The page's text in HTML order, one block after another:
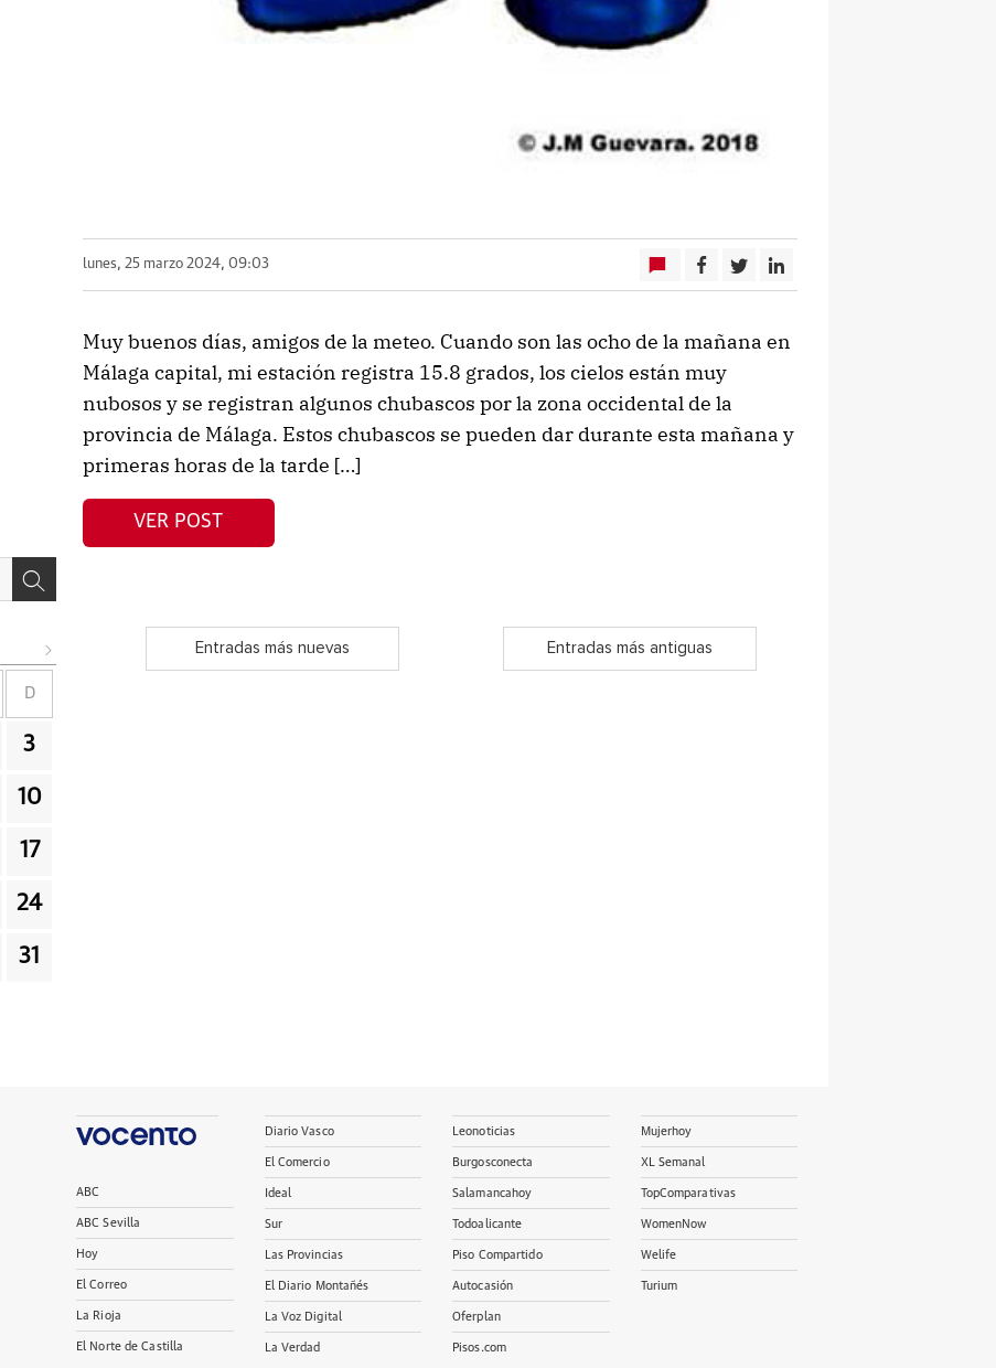
lunes, 25 marzo 2024, 09:03
Muy buenos días, amigos de la meteo. Cuando son las ocho de la mañana en
Málaga capital, mi estación registra 15.8 grados, los cielos están muy
nubosos y se registran algunos chubascos por la zona occidental de la
provincia de Málaga. Estos chubascos se pueden dar durante esta mañana y
primeras horas de la tarde […]
VER POST
Entradas más nuevas Entradas más antiguas
D
3
10
17
24
31
ABC
ABC Sevilla
Hoy
El Correo
La Rioja
El Norte de Castilla
Diario Vasco
El Comercio
Ideal
Sur
Las Provincias
El Diario Montañés
La Voz Digital
La Verdad
Leonoticias
Burgosconecta
Salamancahoy
Todoalicante
Piso Compartido
Autocasión
Oferplan
Pisos.com
Mujerhoy
XL Semanal
TopComparativas
WomenNow
Welife
Turium